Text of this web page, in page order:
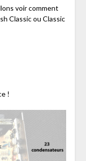
voir comment
Classic ou Classic
!